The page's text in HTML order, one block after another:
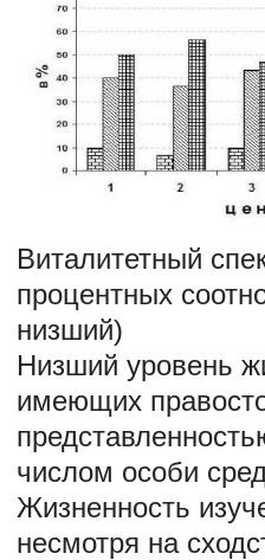
Виталитетный
процентных
низший)
Низший уровень
имеющих
числом особи
Жизненность
несмотря на